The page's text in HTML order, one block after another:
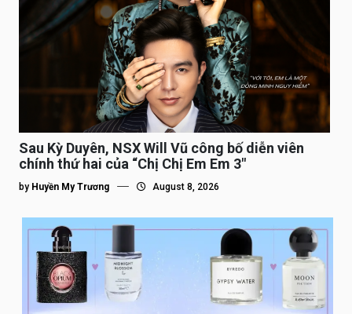
Sau Kỳ Duyên, NSX Will Vũ công bố diễn viên
chính thứ hai của “Chị Chị Em Em 3″
by Huyền My Trương August 8, 2026